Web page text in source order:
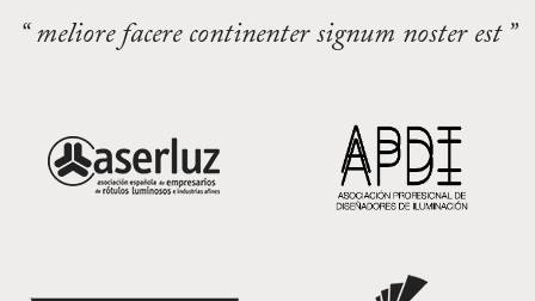
“ meliore facere continenter signum noster est ”